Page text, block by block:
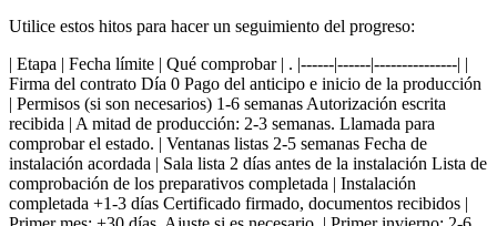
Utilice estos hitos para hacer un seguimiento del progreso:
| Etapa | Fecha límite | Qué comprobar | . |------|------|---------------| |
Firma del contrato Día 0 Pago del anticipo e inicio de la producción
| Permisos (si son necesarios) 1-6 semanas Autorización escrita
recibida | A mitad de producción: 2-3 semanas. Llamada para
comprobar el estado. | Ventanas listas 2-5 semanas Fecha de
instalación acordada | Sala lista 2 días antes de la instalación Lista de
comprobación de los preparativos completada | Instalación
completada +1-3 días Certificado firmado, documentos recibidos |